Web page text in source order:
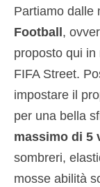
Partiamo dalle
Football ,
proposto qui
FIFA Street.
impostare il
per una bella
massimo di 5
sombreri,
mosse abilità